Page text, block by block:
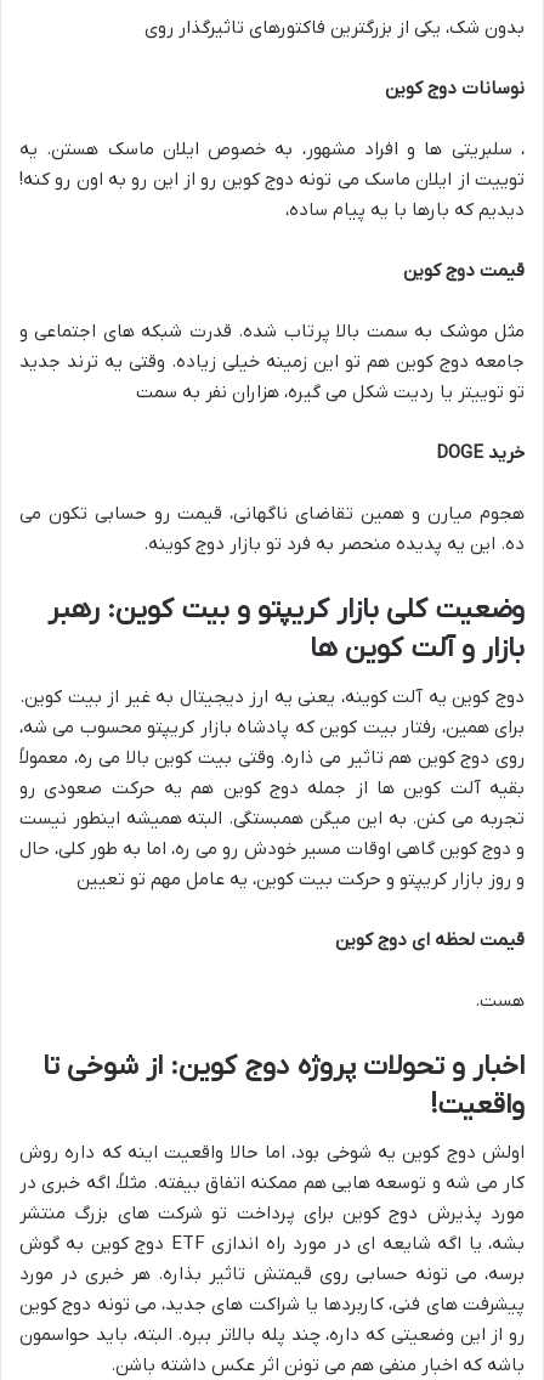
بدون شک، یکی از بزرگترین فاکتورهای تاثیرگذار روی
نوسانات دوج کوین
، سلبریتی ها و افراد مشهور، به خصوص ایلان ماسک هستن. یه
توییت از ایلان ماسک می تونه دوج کوین رو از این رو به اون رو کنه!
دیدیم که بارها با یه پیام ساده،
قیمت دوج کوین
مثل موشک به سمت بالا پرتاب شده. قدرت شبکه های اجتماعی و
جامعه دوج کوین هم تو این زمینه خیلی زیاده. وقتی یه ترند جدید
تو توییتر یا ردیت شکل می گیره، هزاران نفر به سمت
خرید DOGE
هجوم میارن و همین تقاضای ناگهانی، قیمت رو حسابی تکون می
ده. این یه پدیده منحصر به فرد تو بازار دوج کوینه.
وضعیت کلی بازار کریپتو و بیت کوین: رهبر
بازار و آلت کوین ها
دوج کوین یه آلت کوینه، یعنی یه ارز دیجیتال به غیر از بیت کوین.
برای همین، رفتار بیت کوین که پادشاه بازار کریپتو محسوب می شه،
روی دوج کوین هم تاثیر می ذاره. وقتی بیت کوین بالا می ره، معمولاً
بقیه آلت کوین ها از جمله دوج کوین هم یه حرکت صعودی رو
تجربه می کنن. به این میگن همبستگی. البته همیشه اینطور نیست
و دوج کوین گاهی اوقات مسیر خودش رو می ره، اما به طور کلی، حال
و روز بازار کریپتو و حرکت بیت کوین، یه عامل مهم تو تعیین
قیمت لحظه ای دوج کوین
هست.
اخبار و تحولات پروژه دوج کوین: از شوخی تا
واقعیت!
اولش دوج کوین یه شوخی بود، اما حالا واقعیت اینه که داره روش
کار می شه و توسعه هایی هم ممکنه اتفاق بیفته. مثلاً، اگه خبری در
مورد پذیرش دوج کوین برای پرداخت تو شرکت های بزرگ منتشر
بشه، یا اگه شایعه ای در مورد راه اندازی ETF دوج کوین به گوش
برسه، می تونه حسابی روی قیمتش تاثیر بذاره. هر خبری در مورد
پیشرفت های فنی، کاربردها یا شراکت های جدید، می تونه دوج کوین
رو از این وضعیتی که داره، چند پله بالاتر ببره. البته، باید حواسمون
باشه که اخبار منفی هم می تونن اثر عکس داشته باشن.